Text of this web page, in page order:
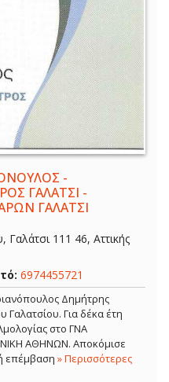
-
ΓΑΛΑΤΣΙ -
ΓΑΛΑΤΣΙ
111 46, Αττικής
6974455721
Δημήτρης
Γαλατσίου. Για δέκα έτη
στο ΓΝΑ
ΑΘΗΝΩΝ. Αποκόμισε
επέμβαση » Περισσότερες